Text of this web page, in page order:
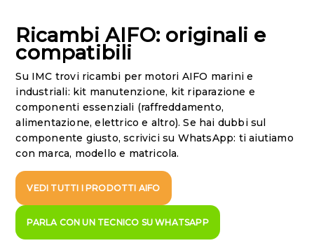
Ricambi AIFO: originali e
compatibili
Su IMC trovi ricambi per motori AIFO marini e
industriali: kit manutenzione, kit riparazione e
componenti essenziali (raffreddamento,
alimentazione, elettrico e altro). Se hai dubbi sul
componente giusto, scrivici su WhatsApp: ti aiutiamo
con marca, modello e matricola.
VEDI TUTTI I PRODOTTI AIFO
PARLA CON UN TECNICO SU WHATSAPP